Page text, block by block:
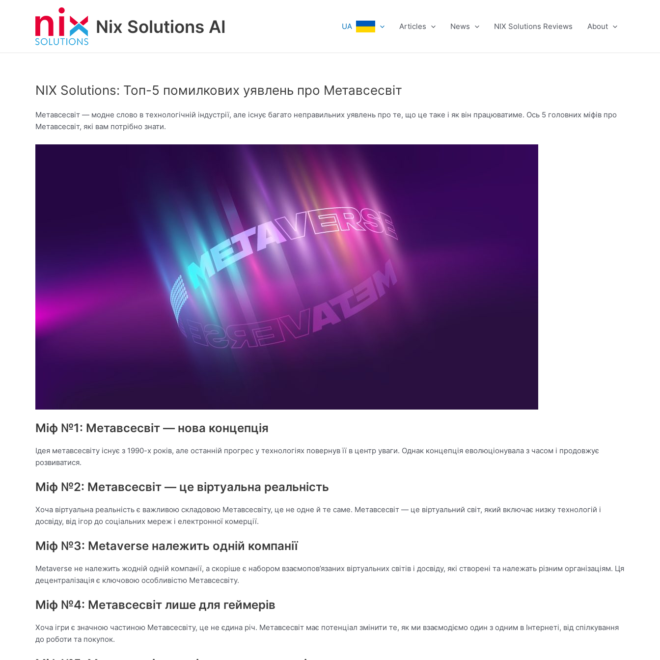
Nix Solutions AI UA Articles News NIX Solutions Reviews About
NIX Solutions: Топ-5 помилкових уявлень про Метавсесвіт
Метавсесвіт — модне слово в технологічній індустрії, але існує багато неправильних уявлень про те, що це таке і як він працюватиме. Ось 5 головних міфів про
Метавсесвіт, які вам потрібно знати.
Міф №1: Метавсесвіт — нова концепція
Ідея метавсесвіту існує з 1990-х років, але останній прогрес у технологіях повернув її в центр уваги. Однак концепція еволюціонувала з часом і продовжує
розвиватися.
Міф №2: Метавсесвіт — це віртуальна реальність
Хоча віртуальна реальність є важливою складовою Метавсесвіту, це не одне й те саме. Метавсесвіт — це віртуальний світ, який включає низку технологій і
досвіду, від ігор до соціальних мереж і електронної комерції.
Міф №3: Metaverse належить одній компанії
Metaverse не належить жодній одній компанії, а скоріше є набором взаємопов’язаних віртуальних світів і досвіду, які створені та належать різним організаціям. Ця
децентралізація є ключовою особливістю Метавсесвіту.
Міф №4: Метавсесвіт лише для геймерів
Хоча ігри є значною частиною Метавсесвіту, це не єдина річ. Метавсесвіт має потенціал змінити те, як ми взаємодіємо один з одним в Інтернеті, від спілкування
до роботи та покупок.